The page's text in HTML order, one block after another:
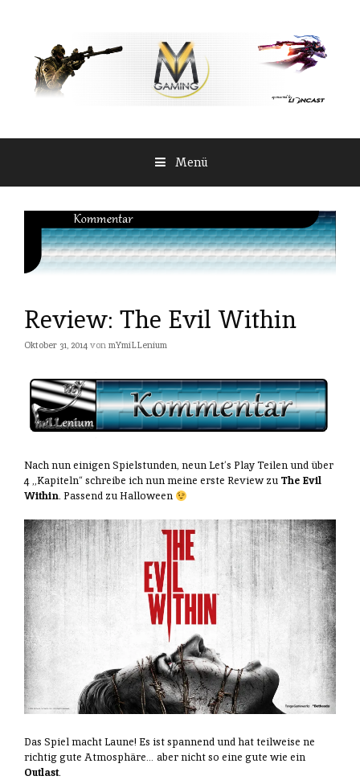
Menü
Review: The Evil Within
Oktober 31, 2014 von mYmiLLenium
Nach nun einigen Spielstunden, neun Let’s Play Teilen und über
4 „Kapiteln“ schreibe ich nun meine erste Review zu The Evil
Within. Passend zu Halloween
Das Spiel macht Laune! Es ist spannend und hat teilweise ne
richtig gute Atmosphäre… aber nicht so eine gute wie ein
Outlast.